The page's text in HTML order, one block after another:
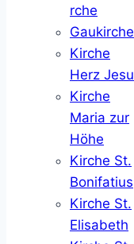
rche
Gaukirche
Kirche
Herz Jesu
Kirche
Maria zur
Höhe
Kirche St.
Bonifatius
Kirche St.
Elisabeth